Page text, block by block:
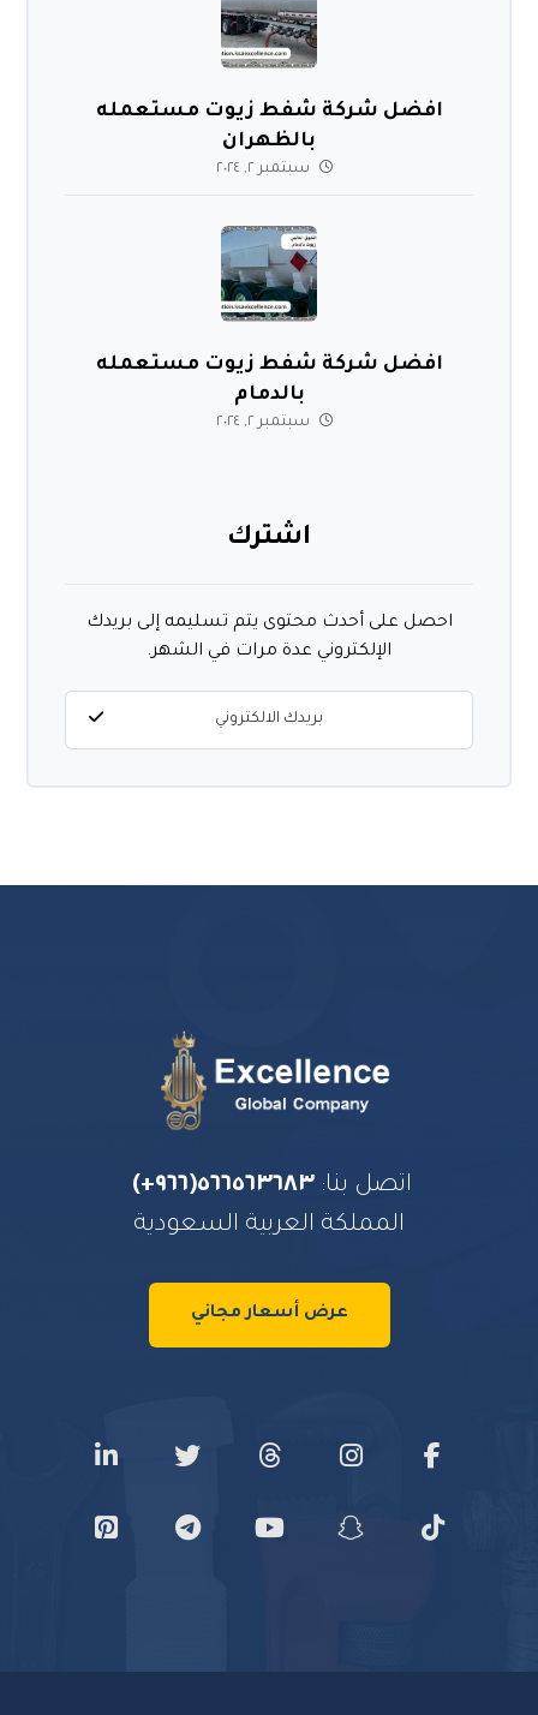
افضل شركة شفط زيوت مستعمله
بالظهران
سبتمبر ٢, ٢٠٢٤
افضل شركة شفط زيوت مستعمله
بالدمام
سبتمبر ٢, ٢٠٢٤
اشترك
احصل على أحدث محتوى يتم تسليمه إلى بريدك
الإلكتروني عدة مرات في الشهر.
اتصل بنا: ٥٦٦٥٦٣٦٨٣(٩٦٦+)
المملكة العربية السعودية
عرض أسعار مجاني